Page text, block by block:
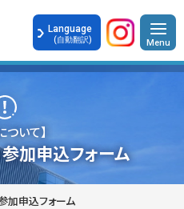
Language
(自動翻訳)
ついて】
加申込フォーム
加申込フォーム